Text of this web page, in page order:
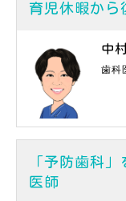
育児休暇か
中
歯科
「予防歯科
医師